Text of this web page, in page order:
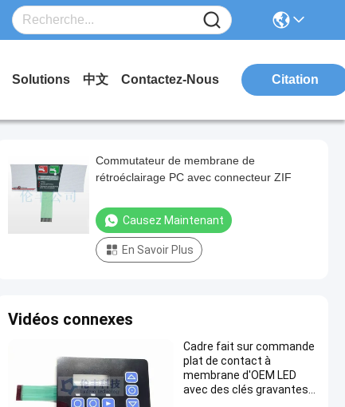
Solutions 中文 Contactez-Nous Citation
Commutateur de membrane de
rétroéclairage PC avec connecteur ZIF
Causez Maintenant
En Savoir Plus
Vidéos connexes
Cadre fait sur commande
plat de contact à
membrane d'OEM LED
avec des clés gravantes